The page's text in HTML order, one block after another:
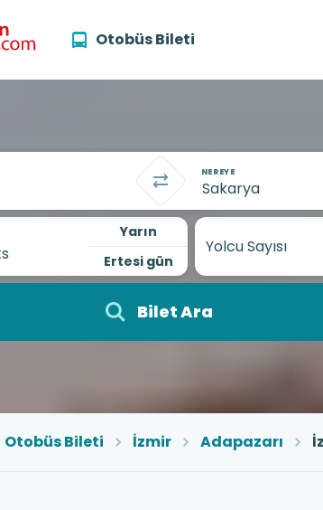
Otobüs Bileti
NEREYE
Yarın
Ertesi gün
Yolcu Sayısı
Bilet Ara
Otobüs Bileti İzmir Adapazarı